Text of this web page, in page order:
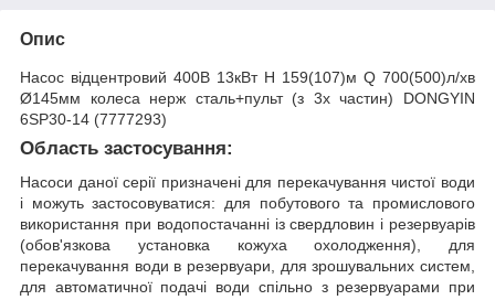
Опис
Насос відцентровий 400В 13кВт H 159(107)м Q 700(500)л/хв
Ø145мм колеса нерж сталь+пульт (з 3х частин) DONGYIN
6SP30-14 (7777293)
Область застосування:
Насоси даної серії призначені для перекачування чистої води
і можуть застосовуватися: для побутового та промислового
використання при водопостачанні iз свердловин і резервуарів
(обов'язкова установка кожуха охолодження), для
перекачування води в резервуари, для зрошувальних систем,
для автоматичної подачі води спільно з резервуарами при